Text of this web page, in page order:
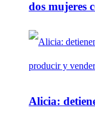
dos mujeres
Alicia: